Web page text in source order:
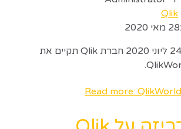
בתאריכים 24,25 ליוני 2020 חברת Qlik תקיים את
Read more: